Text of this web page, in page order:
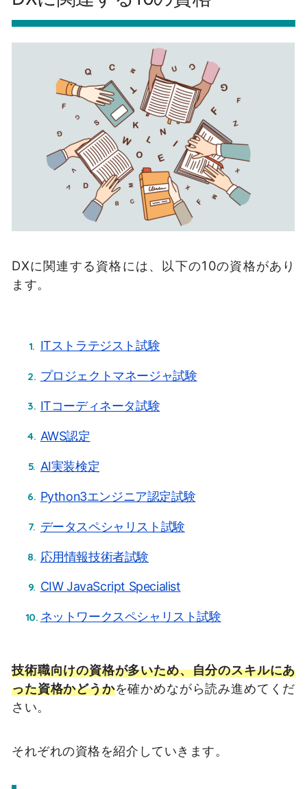
DXに関連する資格には、以下の10の資格があり
ます。
ITストラテジスト試験
プロジェクトマネージャ試験
ITコーディネータ試験
AWS認定
AI実装検定
Python3エンジニア認定試験
データスペシャリスト試験
応用情報技術者試験
CIW JavaScript Specialist
ネットワークスペシャリスト試験
技術職向けの資格が多いため、自分のスキルにあ
った資格かどうかを確かめながら読み進めてくだ
さい。
それぞれの資格を紹介していきます。